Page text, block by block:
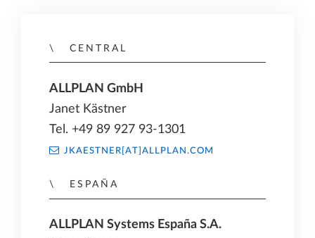
CENTRAL
ALLPLAN GmbH
Janet Kästner
Tel. +49 89 927 93-1301
JKAESTNER[AT]ALLPLAN.COM
ESPAÑA
ALLPLAN Systems España S.A.